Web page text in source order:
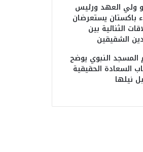
ولي العهد ورئيس
باكستان يستعرضان
الثنائية بين
الشقيقين
المسجد النبوي يوضح
السعادة الحقيقية
نيلها